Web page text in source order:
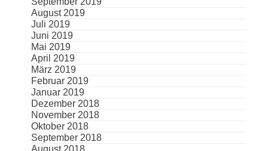
August 2019
Juli 2019
Juni 2019
Mai 2019
April 2019
März 2019
Februar 2019
Januar 2019
Dezember 2018
November 2018
Oktober 2018
September 2018
August 2018